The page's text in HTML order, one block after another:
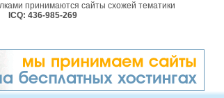
принимаются сайты схожей тематики
ICQ: 436-985-269